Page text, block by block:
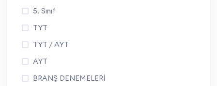
5. Sınıf
TYT
TYT / AYT
AYT
BRANŞ DENEMELERİ